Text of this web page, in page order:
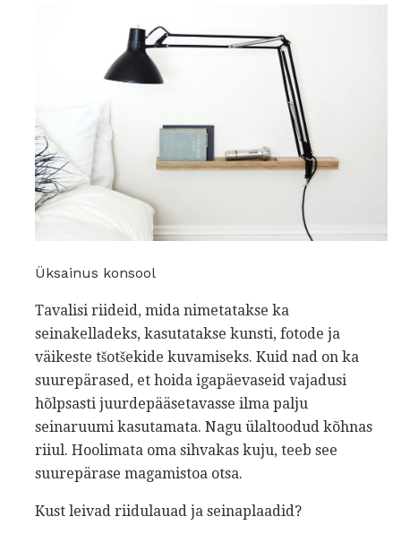
Üksainus konsool
Tavalisi riideid, mida nimetatakse ka
seinakelladeks, kasutatakse kunsti, fotode ja
väikeste tšotšekide kuvamiseks. Kuid nad on ka
suurepärased, et hoida igapäevaseid vajadusi
hõlpsasti juurdepääsetavasse ilma palju
seinaruumi kasutamata. Nagu ülaltoodud kõhnas
riiul. Hoolimata oma sihvakas kuju, teeb see
suurepärase magamistoa otsa.
Kust leivad riidulauad ja seinaplaadid?